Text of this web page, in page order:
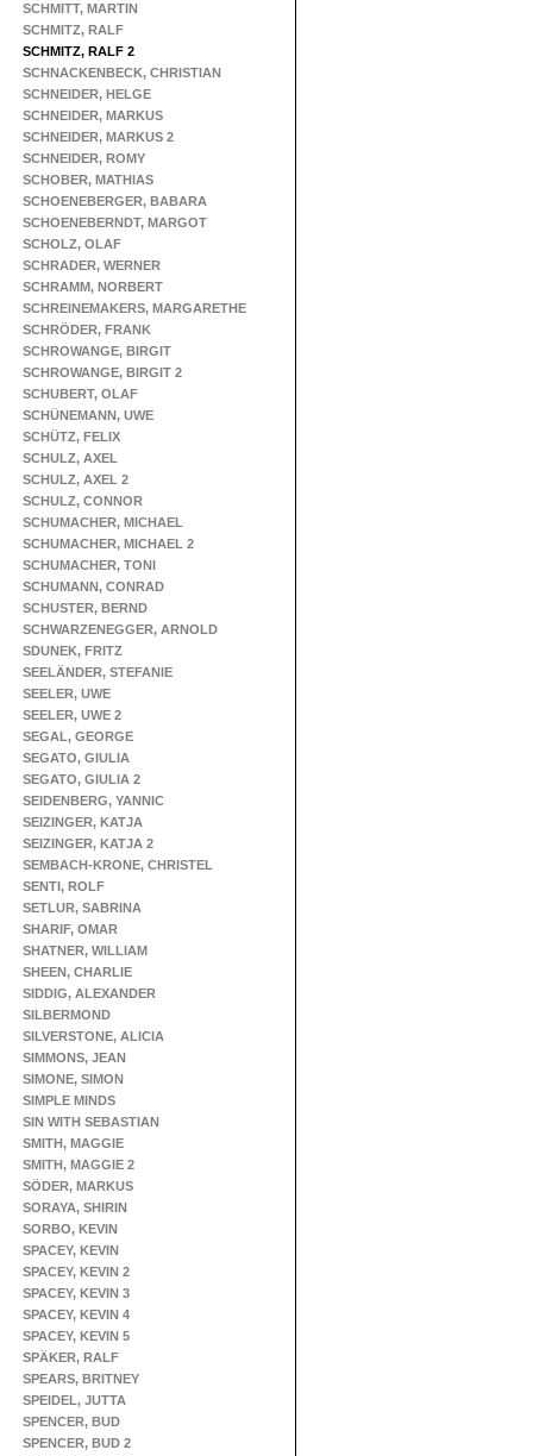
SCHMITT, MARTIN
SCHMITZ, RALF
SCHMITZ, RALF 2
SCHNACKENBECK, CHRISTIAN
SCHNEIDER, HELGE
SCHNEIDER, MARKUS
SCHNEIDER, MARKUS 2
SCHNEIDER, ROMY
SCHOBER, MATHIAS
SCHOENEBERGER, BABARA
SCHOENEBERNDT, MARGOT
SCHOLZ, OLAF
SCHRADER, WERNER
SCHRAMM, NORBERT
SCHREINEMAKERS, MARGARETHE
SCHRÖDER, FRANK
SCHROWANGE, BIRGIT
SCHROWANGE, BIRGIT 2
SCHUBERT, OLAF
SCHÜNEMANN, UWE
SCHÜTZ, FELIX
SCHULZ, AXEL
SCHULZ, AXEL 2
SCHULZ, CONNOR
SCHUMACHER, MICHAEL
SCHUMACHER, MICHAEL 2
SCHUMACHER, TONI
SCHUMANN, CONRAD
SCHUSTER, BERND
SCHWARZENEGGER, ARNOLD
SDUNEK, FRITZ
SEELÄNDER, STEFANIE
SEELER, UWE
SEELER, UWE 2
SEGAL, GEORGE
SEGATO, GIULIA
SEGATO, GIULIA 2
SEIDENBERG, YANNIC
SEIZINGER, KATJA
SEIZINGER, KATJA 2
SEMBACH-KRONE, CHRISTEL
SENTI, ROLF
SETLUR, SABRINA
SHARIF, OMAR
SHATNER, WILLIAM
SHEEN, CHARLIE
SIDDIG, ALEXANDER
SILBERMOND
SILVERSTONE, ALICIA
SIMMONS, JEAN
SIMONE, SIMON
SIMPLE MINDS
SIN WITH SEBASTIAN
SMITH, MAGGIE
SMITH, MAGGIE 2
SÖDER, MARKUS
SORAYA, SHIRIN
SORBO, KEVIN
SPACEY, KEVIN
SPACEY, KEVIN 2
SPACEY, KEVIN 3
SPACEY, KEVIN 4
SPACEY, KEVIN 5
SPÄKER, RALF
SPEARS, BRITNEY
SPEIDEL, JUTTA
SPENCER, BUD
SPENCER, BUD 2